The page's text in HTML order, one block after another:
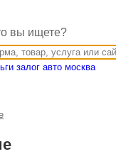
вы ищете?
залог авто москва